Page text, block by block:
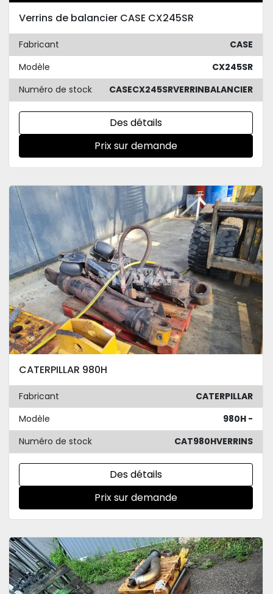
Verrins de balancier CASE CX245SR
Fabricant
CASE
Modèle
CX245SR
Numéro de stock
CASECX245SRVERRINBALANCIER
Des détails
Prix sur demande
CATERPILLAR 980H
Fabricant
CATERPILLAR
Modèle
980H -
Numéro de stock
CAT980HVERRINS
Des détails
Prix sur demande